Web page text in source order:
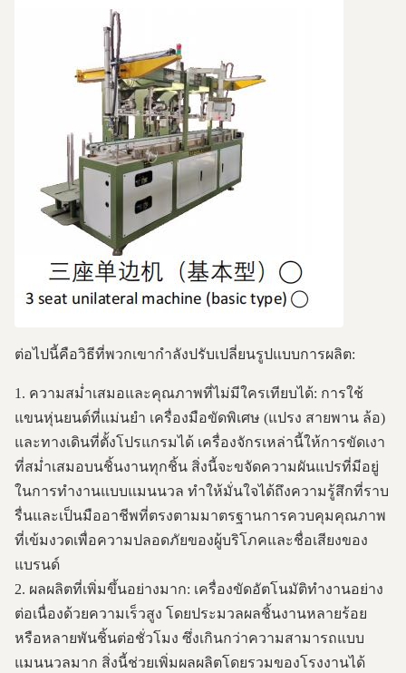
ต่อไปนี้คือวิธีที่พวกเขากำลังปรับเปลี่ยนรูปแบบการผลิต:
1. ความสม่ำเสมอและคุณภาพที่ไม่มีใครเทียบได้: การใช้
แขนหุ่นยนต์ที่แม่นยำ เครื่องมือขัดพิเศษ (แปรง สายพาน ล้อ)
และทางเดินที่ตั้งโปรแกรมได้ เครื่องจักรเหล่านี้ให้การขัดเงา
ที่สม่ำเสมอบนชิ้นงานทุกชิ้น สิ่งนี้จะขจัดความผันแปรที่มีอยู่
ในการทำงานแบบแมนนวล ทำให้มั่นใจได้ถึงความรู้สึกที่ราบ
รื่นและเป็นมืออาชีพที่ตรงตามมาตรฐานการควบคุมคุณภาพ
ที่เข้มงวดเพื่อความปลอดภัยของผู้บริโภคและชื่อเสียงของ
แบรนด์
2. ผลผลิตที่เพิ่มขึ้นอย่างมาก: เครื่องขัดอัตโนมัติทำงานอย่าง
ต่อเนื่องด้วยความเร็วสูง โดยประมวลผลชิ้นงานหลายร้อย
หรือหลายพันชิ้นต่อชั่วโมง ซึ่งเกินกว่าความสามารถแบบ
แมนนวลมาก สิ่งนี้ช่วยเพิ่มผลผลิตโดยรวมของโรงงานได้